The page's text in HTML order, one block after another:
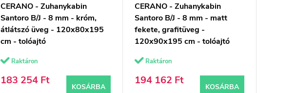
CERANO - Zuhanykabin
Santoro B/J - 8 mm - króm,
átlátszó üveg - 120x80x195
cm - tolóajtó
Raktáron
183 254 Ft
KOSÁRBA
CERANO - Zuhanykabin
Santoro B/J - 8 mm - matt
fekete, grafitüveg -
120x90x195 cm - tolóajtó
Raktáron
194 162 Ft
KOSÁRBA